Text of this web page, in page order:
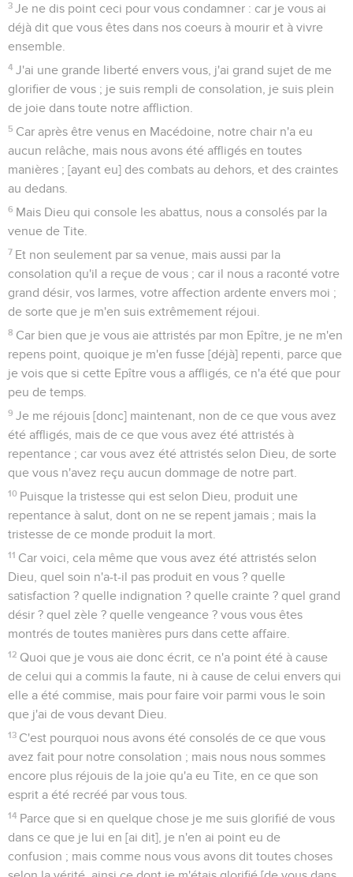
3 Je ne dis point ceci pour vous condamner : car je vous ai
déjà dit que vous êtes dans nos coeurs à mourir et à vivre
ensemble.
4 J'ai une grande liberté envers vous, j'ai grand sujet de me
glorifier de vous ; je suis rempli de consolation, je suis plein
de joie dans toute notre affliction.
5 Car après être venus en Macédoine, notre chair n'a eu
aucun relâche, mais nous avons été affligés en toutes
manières ; [ayant eu] des combats au dehors, et des craintes
au dedans.
6 Mais Dieu qui console les abattus, nous a consolés par la
venue de Tite.
7 Et non seulement par sa venue, mais aussi par la
consolation qu'il a reçue de vous ; car il nous a raconté votre
grand désir, vos larmes, votre affection ardente envers moi ;
de sorte que je m'en suis extrêmement réjoui.
8 Car bien que je vous aie attristés par mon Epître, je ne m'en
repens point, quoique je m'en fusse [déjà] repenti, parce que
je vois que si cette Epître vous a affligés, ce n'a été que pour
peu de temps.
9 Je me réjouis [donc] maintenant, non de ce que vous avez
été affligés, mais de ce que vous avez été attristés à
repentance ; car vous avez été attristés selon Dieu, de sorte
que vous n'avez reçu aucun dommage de notre part.
10 Puisque la tristesse qui est selon Dieu, produit une
repentance à salut, dont on ne se repent jamais ; mais la
tristesse de ce monde produit la mort.
11 Car voici, cela même que vous avez été attristés selon
Dieu, quel soin n'a-t-il pas produit en vous ? quelle
satisfaction ? quelle indignation ? quelle crainte ? quel grand
désir ? quel zèle ? quelle vengeance ? vous vous êtes
montrés de toutes manières purs dans cette affaire.
12 Quoi que je vous aie donc écrit, ce n'a point été à cause
de celui qui a commis la faute, ni à cause de celui envers qui
elle a été commise, mais pour faire voir parmi vous le soin
que j'ai de vous devant Dieu.
13 C'est pourquoi nous avons été consolés de ce que vous
avez fait pour notre consolation ; mais nous nous sommes
encore plus réjouis de la joie qu'a eu Tite, en ce que son
esprit a été recréé par vous tous.
14 Parce que si en quelque chose je me suis glorifié de vous
dans ce que je lui en [ai dit], je n'en ai point eu de
confusion ; mais comme nous vous avons dit toutes choses